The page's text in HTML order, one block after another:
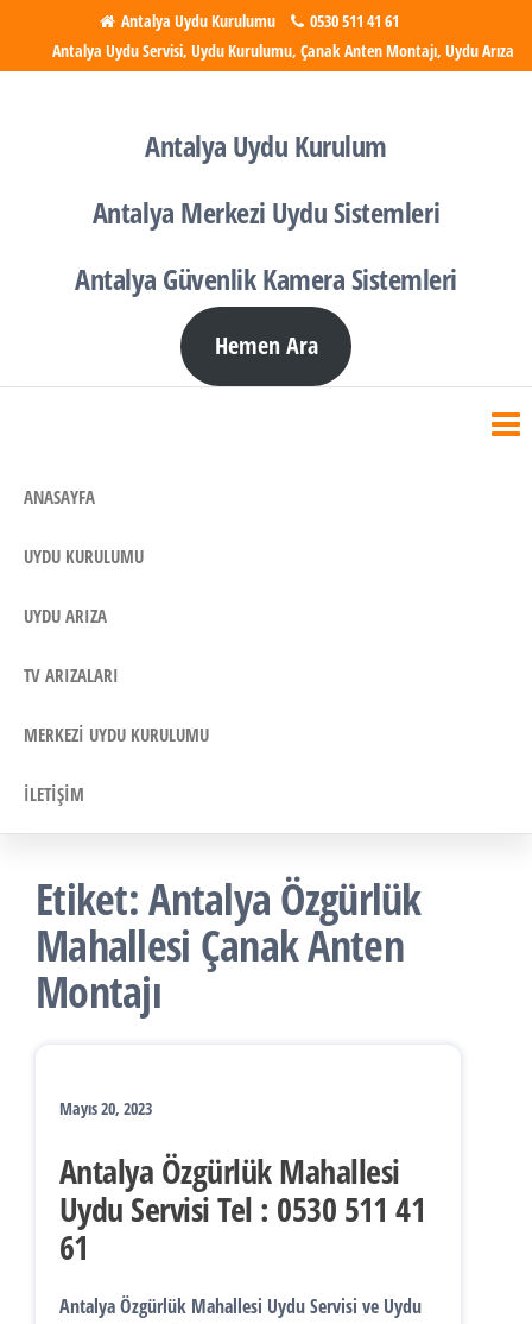
atla
Antalya Uydu Kurulumu
0530 511 41 61
Antalya Uydu Servisi, Uydu Kurulumu, Çanak Anten Montajı, Uydu Arıza
Antalya Uydu Kurulum
Antalya Merkezi Uydu Sistemleri
Antalya Güvenlik Kamera Sistemleri
Hemen Ara
ANASAYFA
UYDU KURULUMU
UYDU ARIZA
TV ARIZALARI
MERKEZI UYDU KURULUMU
İLETIŞIM
Etiket:Antalya Özgürlük
Mahallesi Çanak Anten
Montajı
Mayıs 20, 2023
Antalya Özgürlük Mahallesi
Uydu Servisi Tel : 0530 511 41
61
Antalya Özgürlük Mahallesi Uydu Servisi ve Uydu